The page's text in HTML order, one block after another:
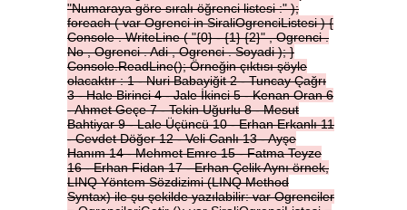
"Numarayagöresıralıöğrencilistesi:");
foreach(varOgrenciinSiraliOgrenciListesi){
Console.WriteLine("{0}-{1}{2}",Ogrenci.
No,Ogrenci.Adi,Ogrenci.Soyadi);}
Console.ReadLine();Örneğinçıktısışöyle
olacaktır:1-NuriBabayiğit2-TuncayÇağrı
3-HaleBirinci4-Jaleİkinci5-KenanOran6
-AhmetGeçe7-TekinUğurlu8-Mesut
Bahtiyar9-LaleÜçüncü10-ErhanErkanlı11
-CevdetDöğer12-VeliCanlı13-Ayşe
Hanım14-MehmetEmre15-FatmaTeyze
16-ErhanFidan17-ErhanÇelikAynıörnek,
LINQYöntemSözdizimi(LINQMethod
Syntax)ileşuşekildeyazılabilir:varOgrenciler